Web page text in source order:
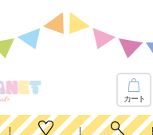
カート